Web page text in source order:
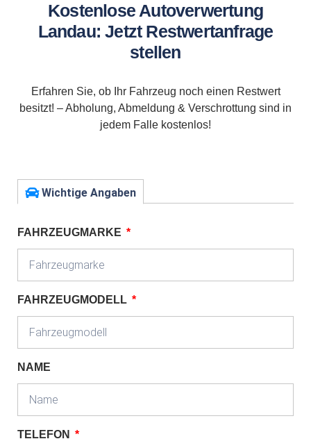
Kostenlose Autoverwertung
Landau: Jetzt Restwertanfrage
stellen
Erfahren Sie, ob Ihr Fahrzeug noch einen Restwert
besitzt! – Abholung, Abmeldung & Verschrottung sind in
jedem Falle kostenlos!
Wichtige Angaben
FAHRZEUGMARKE
FAHRZEUGMODELL
NAME
TELEFON